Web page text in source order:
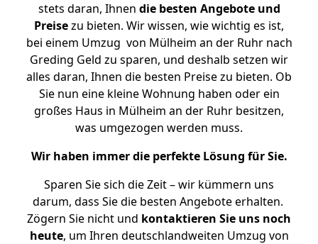
stets daran, Ihnen die besten Angebote und
Preisezu bieten. Wir wissen, wie wichtig es ist,
bei einem Umzug von Mülheim an der Ruhr nach
Greding Geld zu sparen, und deshalb setzen wir
alles daran, Ihnen die besten Preise zu bieten. Ob
Sie nun eine kleine Wohnung haben oder ein
großes Haus in Mülheim an der Ruhr besitzen,
was umgezogen werden muss.
Wir haben immer die perfekte Lösung für Sie.
Sparen Sie sich die Zeit – wir kümmern uns
darum, dass Sie die besten Angebote erhalten.
Zögern Sie nicht und kontaktieren Sie uns noch
heute, um Ihren deutschlandweiten Umzug von